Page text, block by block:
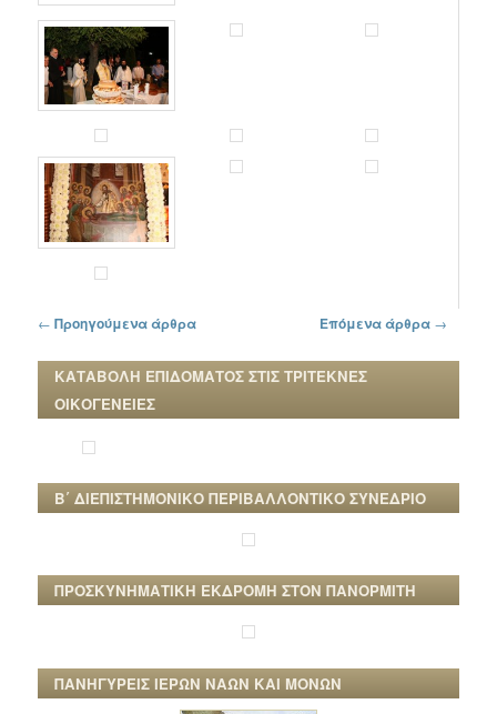
Πλοήγηση στα άρθρα
← Προηγούμενα άρθρα Επόμενα άρθρα →
ΚΑΤΑΒΟΛΗ ΕΠΙΔΟΜΑΤΟΣ ΣΤΙΣ ΤΡΙΤΕΚΝΕΣ
ΟΙΚΟΓΕΝΕΙΕΣ
Β΄ ΔΙΕΠΙΣΤΗΜΟΝΙΚΟ ΠΕΡΙΒΑΛΛΟΝΤΙΚΟ ΣΥΝΕΔΡΙΟ
ΠΡΟΣΚΥΝΗΜΑΤΙΚΗ ΕΚΔΡΟΜΗ ΣΤΟΝ ΠΑΝΟΡΜΙΤΗ
ΠΑΝΗΓΥΡΕΙΣ ΙΕΡΩΝ ΝΑΩΝ ΚΑΙ ΜΟΝΩΝ